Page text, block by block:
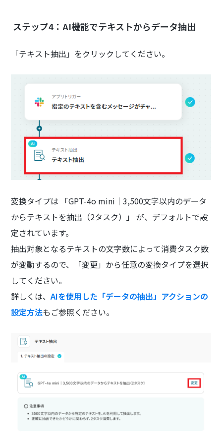
ステップ4：AI機能でテキストからデータ抽出
「テキスト抽出」をクリックしてください。
変換タイプは 「GPT-4o mini｜3,500文字以内のデータ
からテキストを抽出（2タスク）」 が、デフォルトで設
定されています。
抽出対象となるテキストの文字数によって消費タスク数
が変動するので、「変更」から任意の変換タイプを選択
してください。
詳しくは、AIを使用した「データの抽出」アクションの
設定方法もご参照ください。